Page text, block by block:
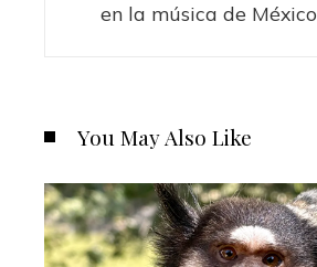
en la música de México
You May Also Like